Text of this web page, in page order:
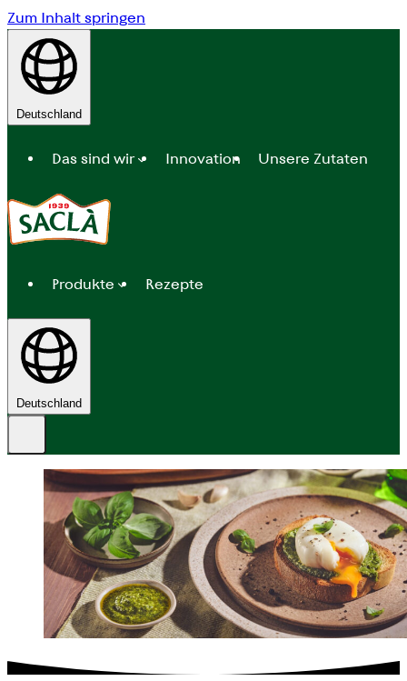
Zum Inhalt springen
Deutschland
Das sind wir Innovation Unsere Zutaten
Produkte Rezepte
Deutschland